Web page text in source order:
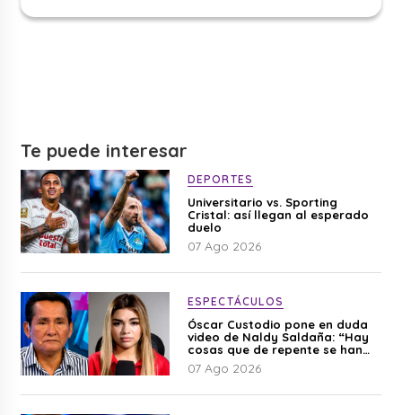
Te puede interesar
DEPORTES
Universitario vs. Sporting
Cristal: así llegan al esperado
duelo
07 Ago 2026
ESPECTÁCULOS
Óscar Custodio pone en duda
video de Naldy Saldaña: “Hay
cosas que de repente se han
editado”
07 Ago 2026